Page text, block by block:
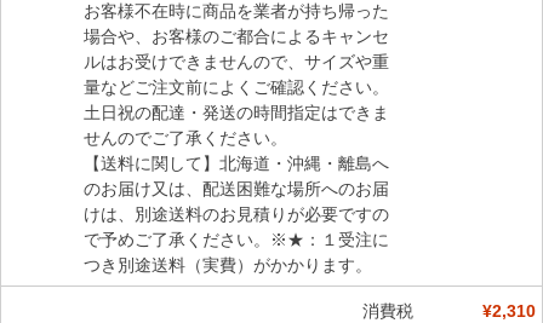
お客様不在時に商品を業者が持ち帰った
場合や、お客様のご都合によるキャンセ
ルはお受けできませんので、サイズや重
量などご注文前によくご確認ください。
土日祝の配達・発送の時間指定はできま
せんのでご了承ください。
【送料に関して】北海道・沖縄・離島へ
のお届け又は、配送困難な場所へのお届
けは、別途送料のお見積りが必要ですの
で予めご了承ください。※★：１受注に
つき別途送料（実費）がかかります。
消費税 ¥2,310